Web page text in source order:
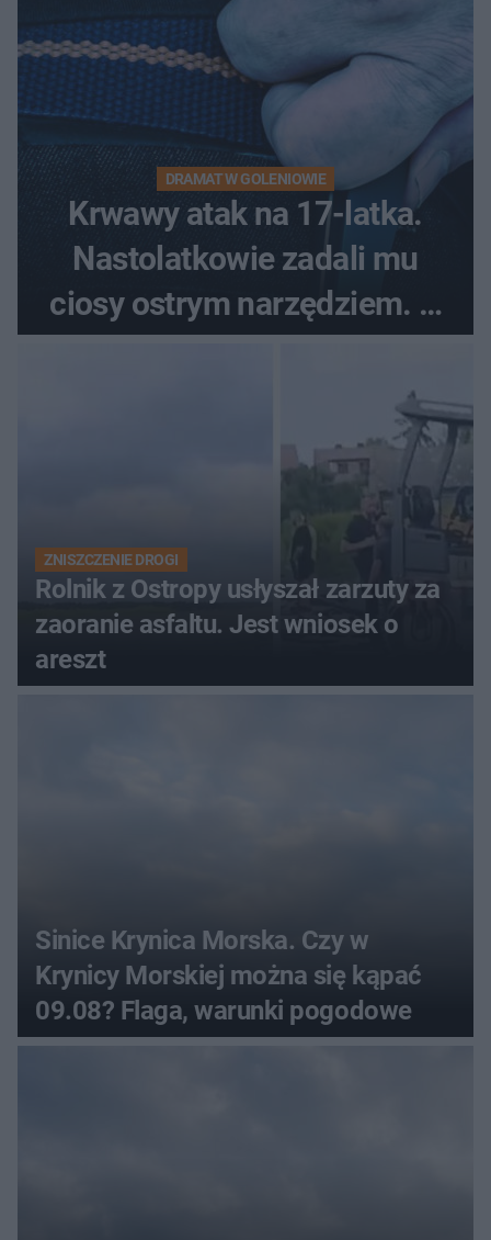
DRAMAT W GOLENIOWIE
Krwawy atak na 17-latka.
Nastolatkowie zadali mu
ciosy ostrym narzędziem. O
ich losach zdecyduje sąd
ZNISZCZENIE DROGI
Rolnik z Ostropy usłyszał zarzuty za
zaoranie asfaltu. Jest wniosek o
areszt
Sinice Krynica Morska. Czy w
Krynicy Morskiej można się kąpać
09.08? Flaga, warunki pogodowe